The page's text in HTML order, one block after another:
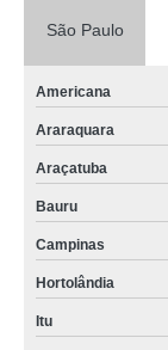
São Paulo
Americana
Araraquara
Araçatuba
Bauru
Campinas
Hortolândia
Itu